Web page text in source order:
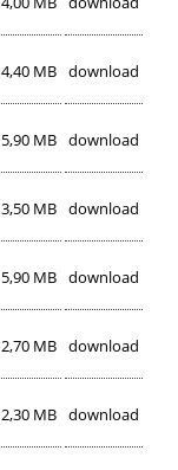
4,40 MB download
5,90 MB download
3,50 MB download
5,90 MB download
2,70 MB download
2,30 MB download